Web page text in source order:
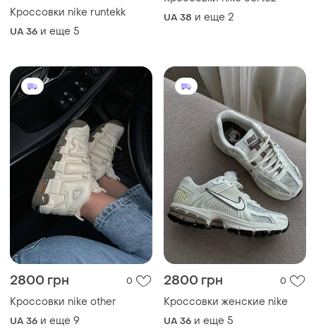
Кроссовки nike runtekk
UA 36 и еще 5
UA 38 и еще 2
2800 грн 0
Кроссовки nike other
UA 36 и еще 9
2800 грн 0
Кроссовки женские nike
UA 36 и еще 5